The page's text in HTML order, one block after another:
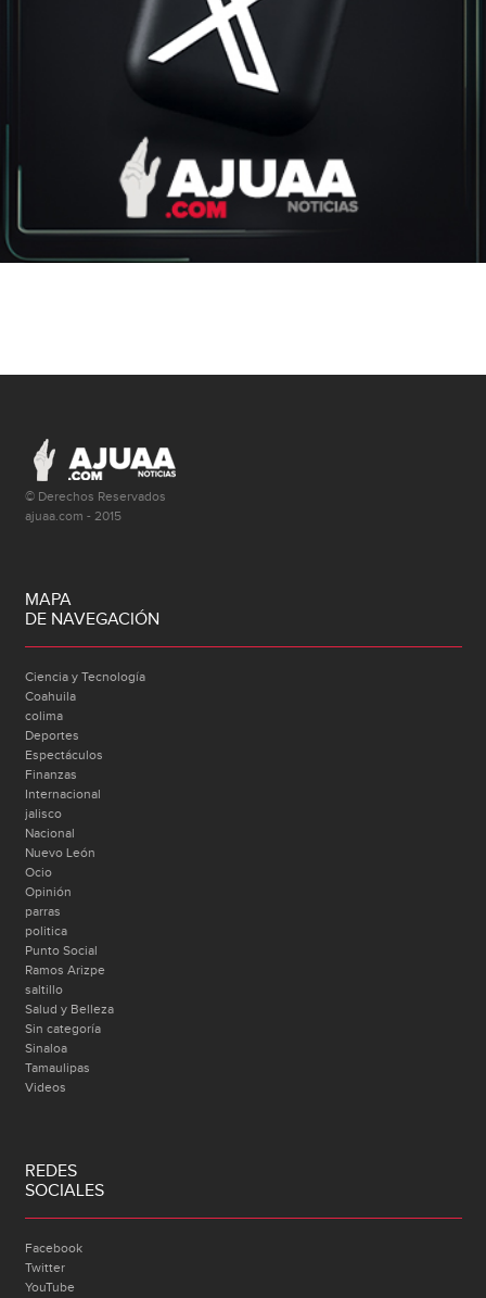
© Derechos Reservados
ajuaa.com - 2015
MAPA
DE NAVEGACIÓN
Ciencia y Tecnología
Coahuila
colima
Deportes
Espectáculos
Finanzas
Internacional
jalisco
Nacional
Nuevo León
Ocio
Opinión
parras
politica
Punto Social
Ramos Arizpe
saltillo
Salud y Belleza
Sin categoría
Sinaloa
Tamaulipas
Videos
REDES
SOCIALES
Facebook
Twitter
YouTube